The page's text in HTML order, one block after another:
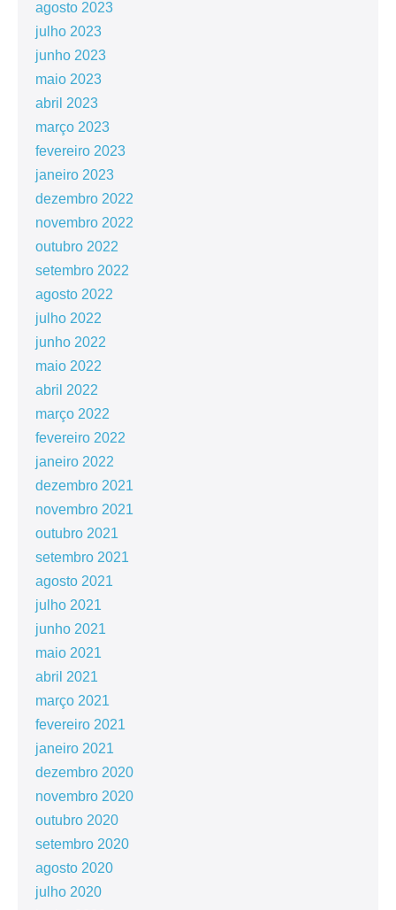
agosto 2023
julho 2023
junho 2023
maio 2023
abril 2023
março 2023
fevereiro 2023
janeiro 2023
dezembro 2022
novembro 2022
outubro 2022
setembro 2022
agosto 2022
julho 2022
junho 2022
maio 2022
abril 2022
março 2022
fevereiro 2022
janeiro 2022
dezembro 2021
novembro 2021
outubro 2021
setembro 2021
agosto 2021
julho 2021
junho 2021
maio 2021
abril 2021
março 2021
fevereiro 2021
janeiro 2021
dezembro 2020
novembro 2020
outubro 2020
setembro 2020
agosto 2020
julho 2020